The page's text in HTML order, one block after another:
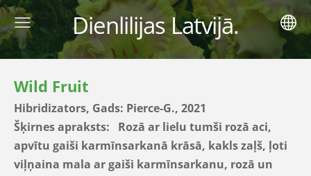
Dienlilijas Latvijā.
Wild Fruit
Hibridizators, Gads: Pierce-G., 2021
Šķirnes apraksts: Rozā ar lielu tumši rozā aci,
apvītu gaiši karmīnsarkanā krāsā, kakls zaļš, ļoti
viļņaina mala ar gaiši karmīnsarkanu, rozā un